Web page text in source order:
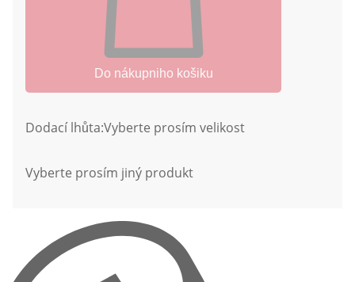
Do nákupniho košiku
Dodací lhůta:Vyberte prosím velikost
Vyberte prosím jiný produkt